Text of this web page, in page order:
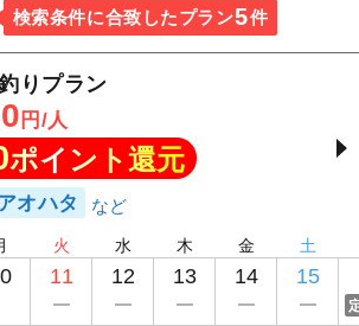
検索条件に合致したプラン5件
りプラン
円/人
ポイント還元
オハタ
火
11
水
12
木
13
金
14
土
15